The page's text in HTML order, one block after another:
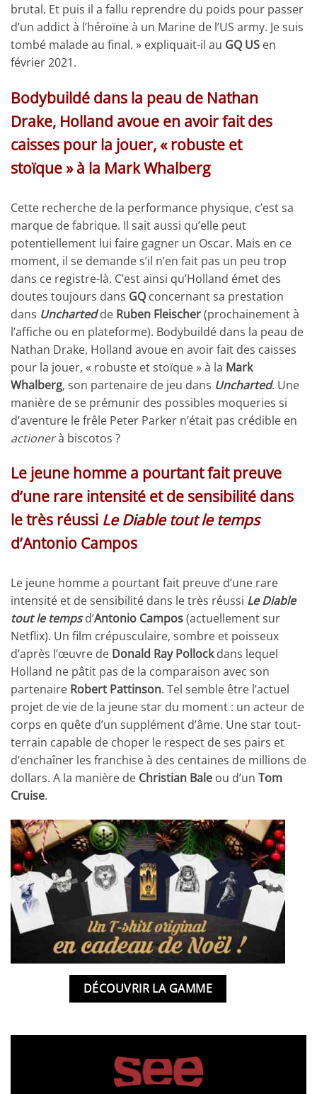
brutal. Et puis il a fallu reprendre du poids pour passer
d’un addict à l’héroïne à un Marine de l’US army. Je suis
tombé malade au final. » expliquait-il au GQ US en
février 2021.
Bodybuildé dans la peau de Nathan
Drake, Holland avoue en avoir fait des
caisses pour la jouer, « robuste et
stoïque » à la Mark Whalberg
Cette recherche de la performance physique, c’est sa
marque de fabrique. Il sait aussi qu’elle peut
potentiellement lui faire gagner un Oscar. Mais en ce
moment, il se demande s’il n’en fait pas un peu trop
dans ce registre-là. C’est ainsi qu’Holland émet des
doutes toujours dans GQ concernant sa prestation
dans Unchartedde Ruben Fleischer(prochainement à
l’affiche ou en plateforme). Bodybuildé dans la peau de
Nathan Drake, Holland avoue en avoir fait des caisses
pour la jouer, « robuste et stoïque » à la Mark
Whalberg, son partenaire de jeu dans Uncharted. Une
manière de se prémunir des possibles moqueries si
d’aventure le frêle Peter Parker n’était pas crédible en
actionerà biscotos ?
Le jeune homme a pourtant fait preuve
d’une rare intensité et de sensibilité dans
le très réussi Le Diable tout le temps
d’Antonio Campos
Le jeune homme a pourtant fait preuve d’une rare
intensité et de sensibilité dans le très réussi Le Diable
tout le tempsd’Antonio Campos(actuellement sur
Netflix). Un film crépusculaire, sombre et poisseux
d’après l’œuvre de Donald Ray Pollockdans lequel
Holland ne pâtit pas de la comparaison avec son
partenaire Robert Pattinson. Tel semble être l’actuel
projet de vie de la jeune star du moment : un acteur de
corps en quête d’un supplément d’âme. Une star tout-
terrain capable de choper le respect de ses pairs et
d’enchaîner les franchise à des centaines de millions de
dollars. A la manière de Christian Bale ou d’un Tom
Cruise.
DÉCOUVRIR LA GAMME